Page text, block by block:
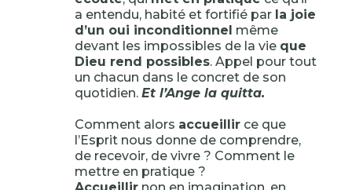
a entendu, habité et fortifié par la joie
d’un oui inconditionnel même
devant les impossibles de la vie que
Dieu rend possibles. Appel pour tout
un chacun dans le concret de son
quotidien. Et l’Ange la quitta.
Comment alors accueillirce que
l’Esprit nous donne de comprendre,
de recevoir, de vivre ? Comment le
mettre en pratique ?